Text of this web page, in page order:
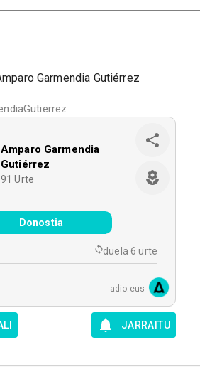
Garmendia Gutiérrez
Amparo Garmendia
Gutiérrez
91 Urte
Donostia
duela 6 urte
adio.eus
JARRAITU